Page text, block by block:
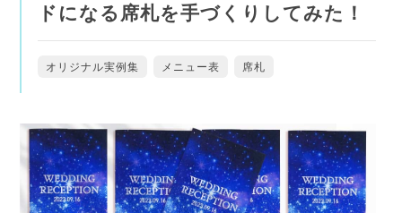
ドになる席札を手づくりしてみた！
オリジナル実例集 メニュー表 席札